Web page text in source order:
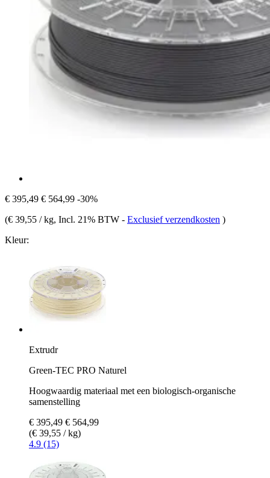
€ 395,49 € 564,99 -30%
(€ 39,55 / kg, Incl. 21% BTW - Exclusief verzendkosten )
Kleur:
Extrudr
Green-TEC PRO Naturel
Hoogwaardig materiaal met een biologisch-organische
samenstelling
€ 395,49 € 564,99
(€ 39,55 / kg)
4.9 (15)